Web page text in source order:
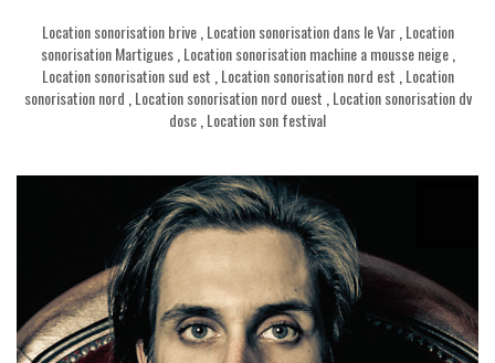
Location sonorisation brive, Location sonorisation dans le Var, Location
sonorisation Martigues, Location sonorisation machine a mousse neige,
Location sonorisation sud est Location sonorisation nord est Location
sonorisation nord Location sonorisation nord ouest Location sonorisation dv
dosc Location son festival